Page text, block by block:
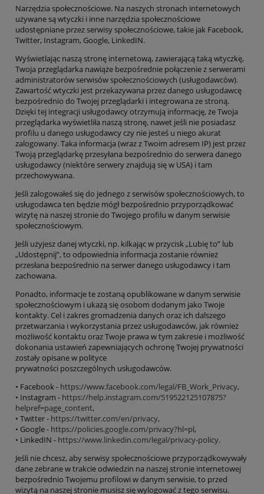
Narzędzia społecznościowe. Na naszych stronach internetowych
używane są wtyczki i inne narzędzia społecznościowe
udostępniane przez serwisy społecznościowe, takie jak Facebook,
Twitter, Instagram, Google, LinkedIN.
Wyświetlając naszą stronę internetową, zawierającą taką wtyczkę,
Twoja przeglądarka nawiąże bezpośrednie połączenie z serwerami
administratorów serwisów społecznościowych (usługodawców).
Zawartość wtyczki jest przekazywana przez danego usługodawcę
bezpośrednio do Twojej przeglądarki i integrowana ze stroną.
Dzięki tej integracji usługodawcy otrzymują informację, że Twoja
przeglądarka wyświetliła naszą stronę, nawet jeśli nie posiadasz
profilu u danego usługodawcy czy nie jesteś u niego akurat
zalogowany. Taka informacja (wraz z Twoim adresem IP) jest przez
Twoją przeglądarkę przesyłana bezpośrednio do serwera danego
usługodawcy (niektóre serwery znajdują się w USA) i tam
przechowywana.
Jeśli zalogowałeś się do jednego z serwisów społecznościowych, to
usługodawca ten będzie mógł bezpośrednio przyporządkować
wizytę na naszej stronie do Twojego profilu w danym serwisie
społecznościowym.
Jeśli użyjeszdanej wtyczki, np. kilkając w przycisk „Lubię to” lub
„Udostępnij”, to odpowiednia informacja zostanie również
przesłana bezpośrednio na serwer danego usługodawcy i tam
zachowana.
Ponadto, informacje te zostaną opublikowane w danym serwisie
społecznościowym i ukażą się osobom dodanym jako Twoje
kontakty. Cel i zakres gromadzenia danych oraz ich dalszego
przetwarzania i wykorzystania przez usługodawców, jak również
możliwość kontaktu oraz Twoje prawa w tym zakresie i możliwość
dokonania ustawień zapewniających ochronę Twojej prywatności
zostały opisane w polityce
prywatności poszczególnych usługodawców.
• Facebook - https://www.facebook.com/legal/FB_Work_Privacy,
• Instagram - https://help.instagram.com/519522125107875?
helpref=page_content,
• Twitter - https://twitter.com/en/privacy,
• Google - https://policies.google.com/privacy?hl=pl,
• LinkedIN - https://www.linkedin.com/legal/privacy-policy.
Jeśli nie chcesz, aby serwisy społecznościowe przyporządkowywały
dane zebrane w trakcie odwiedzin na naszej stronie internetowej
bezpośrednio Twojemu profilowi w danym serwisie, to przed
wizytą na naszej stronie musisz się wylogować z tego serwisu.